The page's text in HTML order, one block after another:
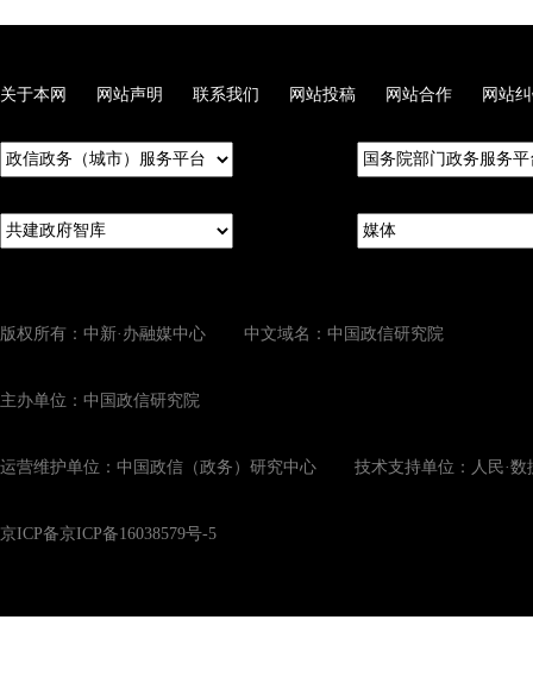
关于本网 网站声明 联系我们 网站投稿 网站合作 网站
版权所有：中新·办融媒中心 中文域名：中国政信研究院
主办单位：中国政信研究院
运营维护单位：中国政信（政务）研究中心 技术支持单位：人民·数
京ICP备京ICP备16038579号-5